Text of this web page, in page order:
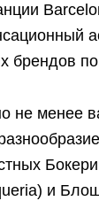
брендов
не менее
и